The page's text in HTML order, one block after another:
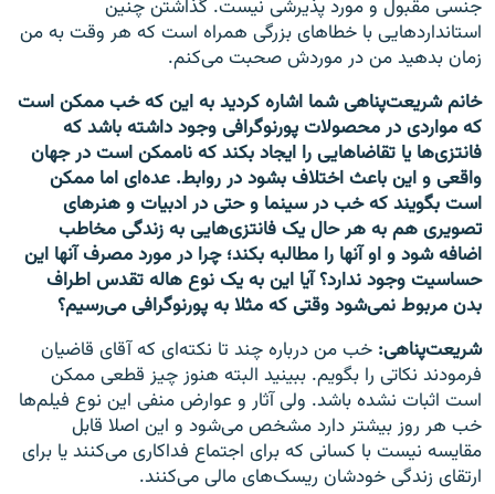
جنسی مقبول و مورد پذیرشی نیست. گذاشتن چنین
استانداردهایی با خطاهای بزرگی همراه است که هر وقت به من
زمان بدهید من در موردش صحبت می‌کنم.
خانم شریعت‌پناهی شما اشاره کردید به این که خب ممکن است
که مواردی در محصولات پورنوگرافی وجود داشته باشد که
فانتزی‌ها یا تقاضاهایی را ایجاد بکند که ناممکن است در جهان
واقعی و این باعث اختلاف بشود در روابط. عده‌ای اما ممکن
است بگویند که خب در سینما و حتی در ادبیات و هنرهای
تصویری هم به هر حال یک فانتزی‌هایی به زندگی مخاطب
اضافه شود و او آنها را مطالبه بکند؛ چرا در مورد مصرف آنها این
حساسیت وجود ندارد؟ آیا این به یک نوع هاله تقدس اطراف
بدن مربوط نمی‌شود وقتی که مثلا به پورنوگرافی می‌رسیم؟‌
شریعت‌پناهی: خب من درباره چند تا نکته‌ای که آقای قاضیان
فرمودند نکاتی را بگویم. ببینید البته هنوز چیز قطعی ممکن
است اثبات نشده باشد. ولی آثار و عوارض منفی این نوع فیلم‌ها
خب هر روز بیشتر دارد مشخص می‌شود و این اصلا قابل
مقایسه نیست با کسانی که برای اجتماع فداکاری می‌کنند یا برای
ارتقای زندگی خودشان ریسک‌های مالی می‌کنند.